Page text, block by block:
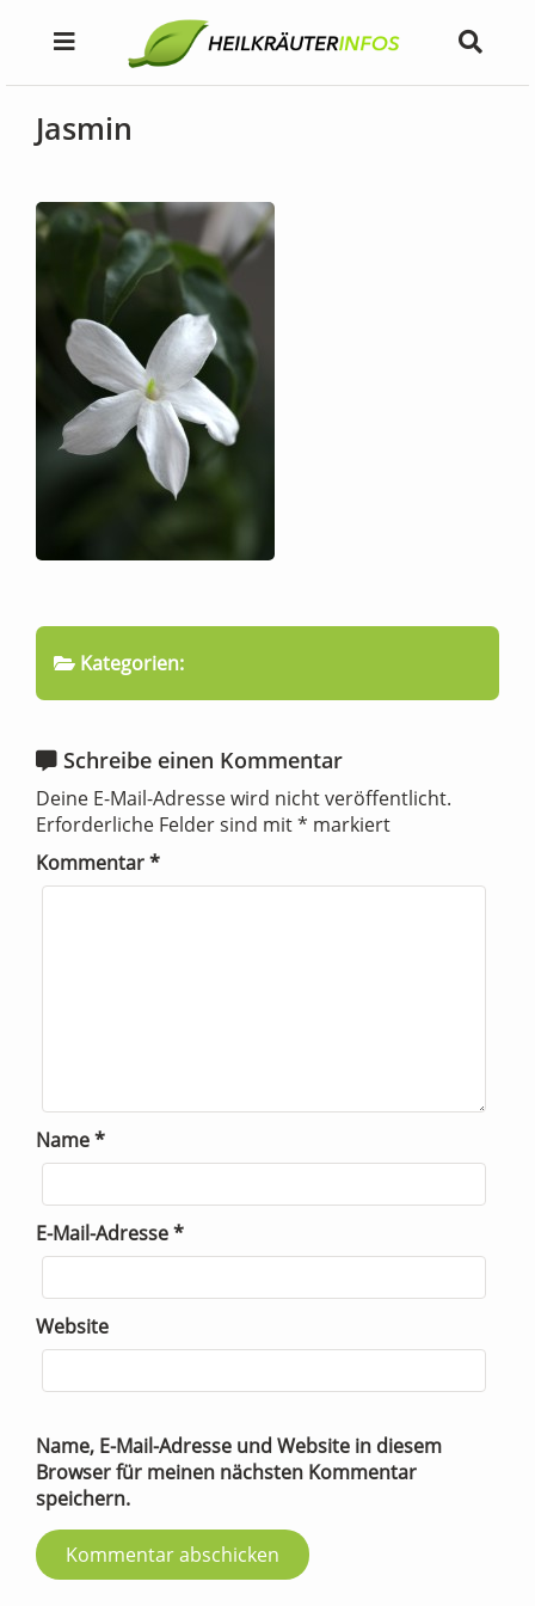
Jasmin
Kategorien:
Schreibe einen Kommentar
Deine E-Mail-Adresse wird nicht veröffentlicht.
Erforderliche Felder sind mit* markiert
Kommentar*
Name*
E-Mail-Adresse*
Website
Name, E-Mail-Adresse und Website in diesem
Browser für meinen nächsten Kommentar
speichern.